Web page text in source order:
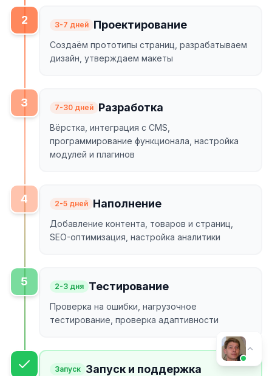
2 3-7 дней Проектирование
Создаём прототипы страниц, разрабатываем
дизайн, утверждаем макеты
3 7-30 дней Разработка
Вёрстка, интеграция с CMS,
программирование функционала, настройка
модулей и плагинов
4 2-5 дней Наполнение
Добавление контента, товаров и страниц,
SEO-оптимизация, настройка аналитики
5 2-3 дня Тестирование
Проверка на ошибки, нагрузочное
тестирование, проверка адаптивности
Запуск Запуск и поддержка